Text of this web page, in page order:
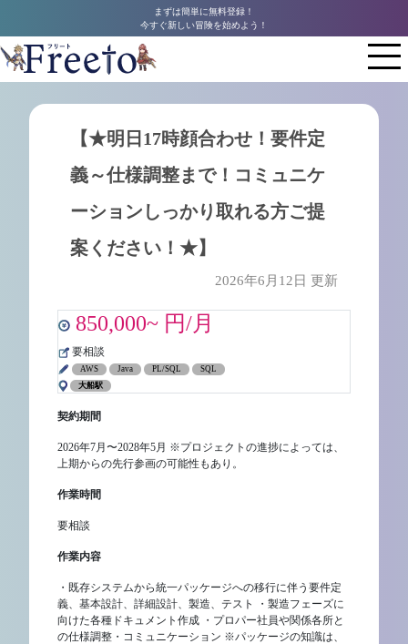
まずは簡単に無料登録！
今すぐ新しい冒険を始めよう！
【★明日17時顔合わせ！要件定
義～仕様調整まで！コミュニケ
ーションしっかり取れる方ご提
案ください！★】
2026年6月12日 更新
850,000~ 円/月
要相談
AWS Java PL/SQL
SQL
大船駅
契約期間
2026年7月〜2028年5月 ※プロジェクトの進捗によっては、
上期からの先行参画の可能性もあり。
作業時間
要相談
作業内容
・既存システムから統一パッケージへの移行に伴う要件定
義、基本設計、詳細設計、製造、テスト ・製造フェーズに
向けた各種ドキュメント作成 ・プロパー社員や関係各所と
の仕様調整・コミュニケーション ※パッケージの知識は、